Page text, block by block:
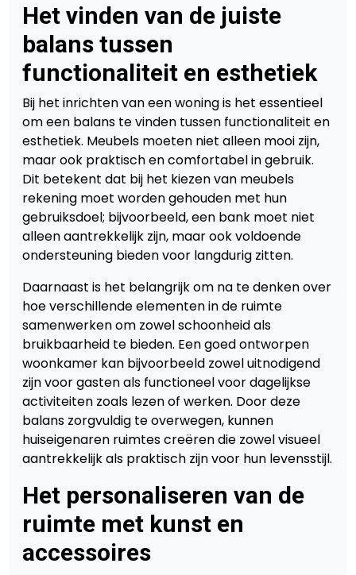
Het vinden van de juiste
balans tussen
functionaliteit en esthetiek
Bij het inrichten van een woning is het essentieel
om een balans te vinden tussen functionaliteit en
esthetiek. Meubels moeten niet alleen mooi zijn,
maar ook praktisch en comfortabel in gebruik.
Dit betekent dat bij het kiezen van meubels
rekening moet worden gehouden met hun
gebruiksdoel; bijvoorbeeld, een bank moet niet
alleen aantrekkelijk zijn, maar ook voldoende
ondersteuning bieden voor langdurig zitten.
Daarnaast is het belangrijk om na te denken over
hoe verschillende elementen in de ruimte
samenwerken om zowel schoonheid als
bruikbaarheid te bieden. Een goed ontworpen
woonkamer kan bijvoorbeeld zowel uitnodigend
zijn voor gasten als functioneel voor dagelijkse
activiteiten zoals lezen of werken. Door deze
balans zorgvuldig te overwegen, kunnen
huiseigenaren ruimtes creëren die zowel visueel
aantrekkelijk als praktisch zijn voor hun levensstijl.
Het personaliseren van de
ruimte met kunst en
accessoires